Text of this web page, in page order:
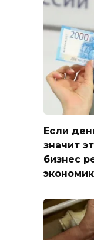
Если
значит
бизнес